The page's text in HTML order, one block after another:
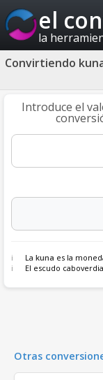
el
la
Convirtiendo
Introduce el
La kuna es la
El escudo
Otras